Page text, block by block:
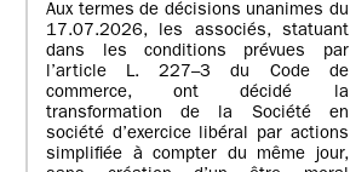
Aux termes de décisions unanimes du
17.07.2026, les associés, statuant
dans les conditions prévues par
l’article L. 227–3 du Code de
commerce, ont décidé la
transformation de la Société en
société d’exercice libéral par actions
simplifiée à compter du même jour,